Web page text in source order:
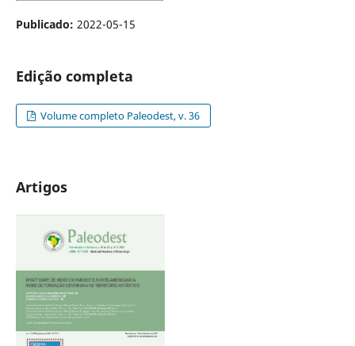
Publicado: 2022-05-15
Edição completa
Volume completo Paleodest, v. 36
Artigos